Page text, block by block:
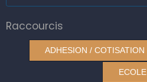
Raccourcis
ADHESION / COTISATION
ECOLE